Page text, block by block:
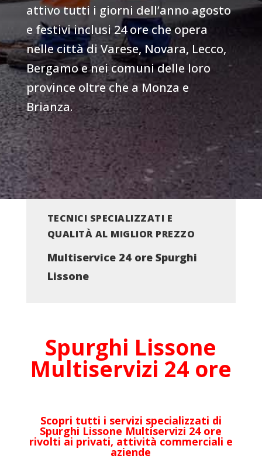
attivo tutti i giorni dell’anno agosto
e festivi inclusi 24 ore che opera
nelle città di Varese, Novara, Lecco,
Bergamo e nei comuni delle loro
province oltre che a Monza e
Brianza.
TECNICI SPECIALIZZATI E
QUALITÀ AL MIGLIOR PREZZO
Multiservice 24 ore Spurghi
Lissone
Spurghi Lissone
Multiservizi 24 ore
Scopri tutti i servizi specializzati di
Spurghi Lissone Multiservizi 24 ore
rivolti ai privati, attività commerciali e
aziende